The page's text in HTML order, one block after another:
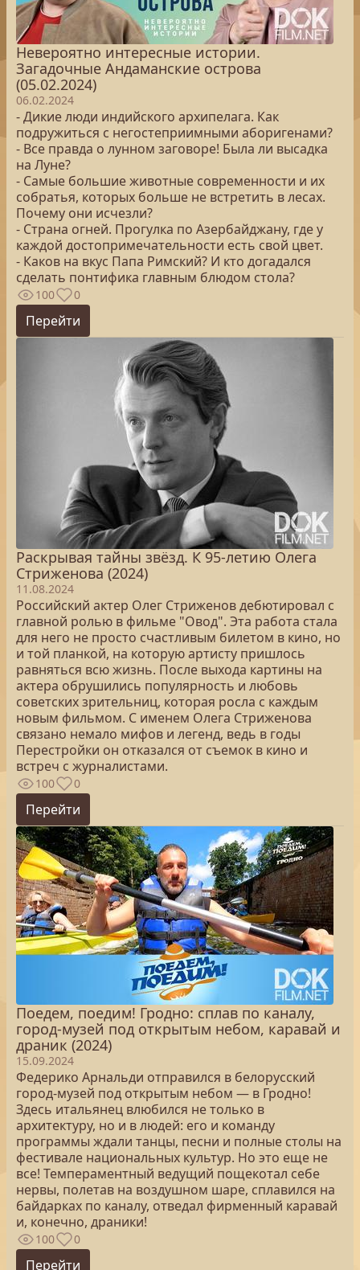
Невероятно интересные истории.
Загадочные Андаманские острова
(05.02.2024)
06.02.2024
- Дикие люди индийского архипелага. Как
подружиться с негостеприимными аборигенами?
- Все правда о лунном заговоре! Была ли высадка
на Луне?
- Самые большие животные современности и их
собратья, которых больше не встретить в лесах.
Почему они исчезли?
- Страна огней. Прогулка по Азербайджану, где у
каждой достопримечательности есть свой цвет.
- Каков на вкус Папа Римский? И кто догадался
сделать понтифика главным блюдом стола?
100 0
Перейти
Раскрывая тайны звёзд. К 95-летию Олега
Стриженова (2024)
11.08.2024
Российский актер Олег Стриженов дебютировал с
главной ролью в фильме "Овод". Эта работа стала
для него не просто счастливым билетом в кино, но
и той планкой, на которую артисту пришлось
равняться всю жизнь. После выхода картины на
актера обрушились популярность и любовь
советских зрительниц, которая росла с каждым
новым фильмом. С именем Олега Стриженова
связано немало мифов и легенд, ведь в годы
Перестройки он отказался от съемок в кино и
встреч с журналистами.
100 0
Перейти
Поедем, поедим! Гродно: сплав по каналу,
город-музей под открытым небом, каравай и
драник (2024)
15.09.2024
Федерико Арнальди отправился в белорусский
город-музей под открытым небом — в Гродно!
Здесь итальянец влюбился не только в
архитектуру, но и в людей: его и команду
программы ждали танцы, песни и полные столы на
фестивале национальных культур. Но это еще не
все! Темпераментный ведущий пощекотал себе
нервы, полетав на воздушном шаре, сплавился на
байдарках по каналу, отведал фирменный каравай
и, конечно, драники!
100 0
Перейти